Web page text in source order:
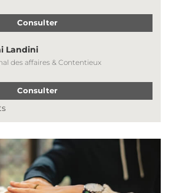
Consulter
Landini
des affaires & Contentieux
Consulter